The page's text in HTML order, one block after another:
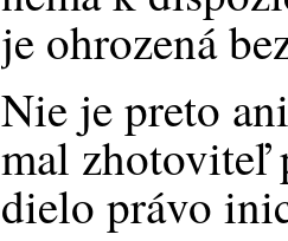
je ohrozená
Nie je preto
mal zhotoviteľ
dielo právo